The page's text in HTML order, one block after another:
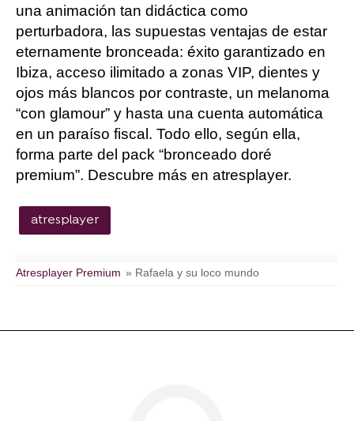
una animación tan didáctica como
perturbadora, las supuestas ventajas de estar
eternamente bronceada: éxito garantizado en
Ibiza, acceso ilimitado a zonas VIP, dientes y
ojos más blancos por contraste, un melanoma
“con glamour” y hasta una cuenta automática
en un paraíso fiscal. Todo ello, según ella,
forma parte del pack “bronceado doré
premium”. Descubre más en atresplayer.
atresplayer
Atresplayer Premium » Rafaela y su loco mundo